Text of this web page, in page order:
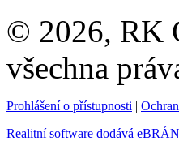
© 2026, RK
všechna
Prohlášení o přístupnosti |
Realitní software dodává